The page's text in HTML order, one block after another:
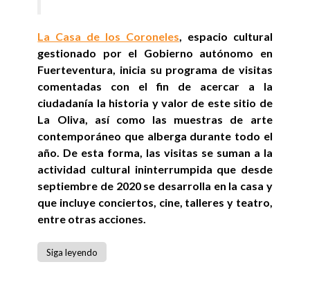
La Casa de los Coroneles, espacio cultural
gestionado por el Gobierno autónomo en
Fuerteventura, inicia su programa de visitas
comentadas con el fin de acercar a la
ciudadanía la historia y valor de este sitio de
La Oliva, así como las muestras de arte
contemporáneo que alberga durante todo el
año. De esta forma, las visitas se suman a la
actividad cultural ininterrumpida que desde
septiembre de 2020 se desarrolla en la casa y
que incluye conciertos, cine, talleres y teatro,
entre otras acciones.
Siga leyendo